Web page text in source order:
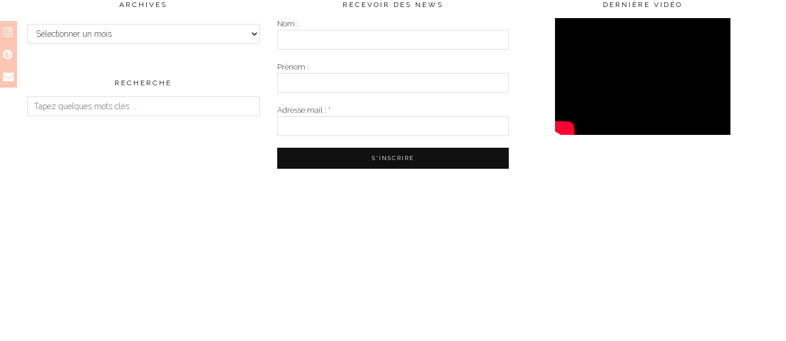
ARCHIVES
Archives
RECHERCHE
RECEVOIR DES NEWS
Nom :
Prénom :
Adresse mail : *
DERNIÈRE VIDÉO